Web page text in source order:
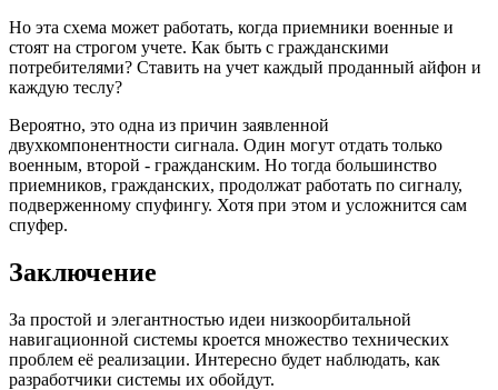
Но эта схема может работать, когда приемники военные и
стоят на строгом учете. Как быть с гражданскими
потребителями? Ставить на учет каждый проданный айфон и
каждую теслу?
Вероятно, это одна из причин заявленной
двухкомпонентности сигнала. Один могут отдать только
военным, второй - гражданским. Но тогда большинство
приемников, гражданских, продолжат работать по сигналу,
подверженному спуфингу. Хотя при этом и усложнится сам
спуфер.
Заключение
За простой и элегантностью идеи низкоорбитальной
навигационной системы кроется множество технических
проблем её реализации. Интересно будет наблюдать, как
разработчики системы их обойдут.